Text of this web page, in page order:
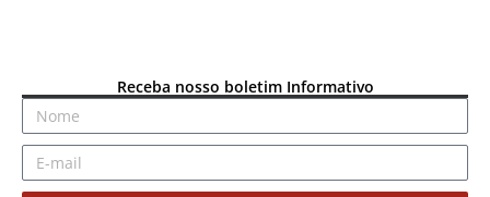
Receba nosso boletim Informativo